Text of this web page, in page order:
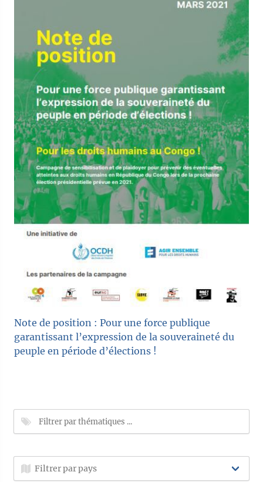
Note de position : Pour une force publique
garantissant l’expression de la souveraineté du
peuple en période d’élections !